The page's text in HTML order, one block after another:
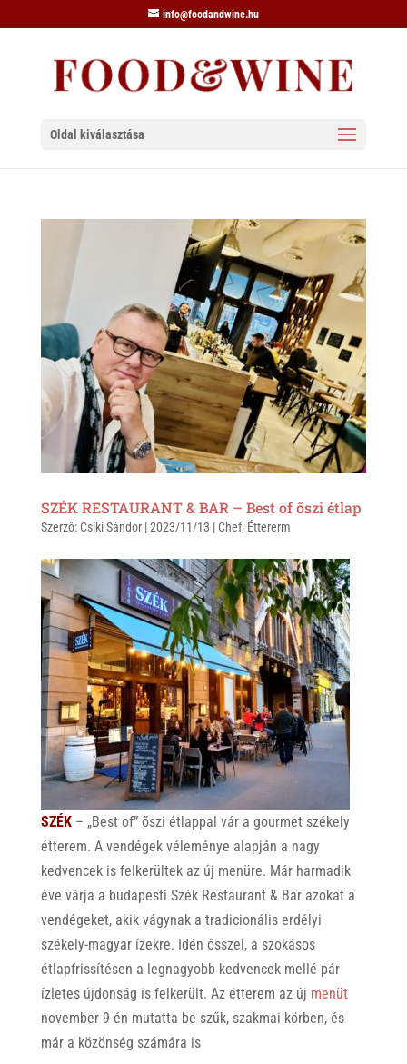
info@foodandwine.hu
Oldal kiválasztása
SZÉK RESTAURANT & BAR – Best of őszi étlap
Szerző: Csíki Sándor|2023/11/13 | Chef, Éttererm
SZÉK – „Best of” őszi étlappal vár a gourmet székely
étterem. A vendégek véleménye alapján a nagy
kedvencek is felkerültek az új menüre. Már harmadik
éve várja a budapesti Szék Restaurant & Bar azokat a
vendégeket, akik vágynak a tradicionális erdélyi
székely-magyar ízekre. Idén ősszel, a szokásos
étlapfrissítésen a legnagyobb kedvencek mellé pár
ízletes újdonság is felkerült. Az étterem az új menüt
november 9-én mutatta be szűk, szakmai körben, és
már a közönség számára is